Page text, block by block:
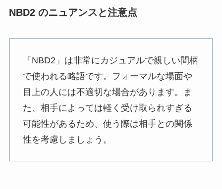
NBD2 のニュアンスと注意点
「NBD2」は非常にカジュアルで親しい間柄
で使われる略語です。フォーマルな場面や
目上の人には不適切な場合があります。ま
た、相手によっては軽く受け取られすぎる
可能性があるため、使う際は相手との関係
性を考慮しましょう。